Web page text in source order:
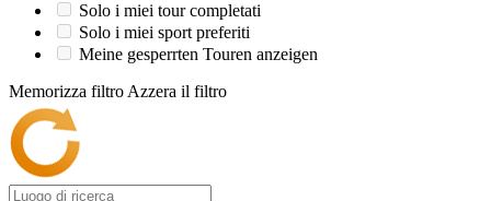
Solo i miei tour completati
Solo i miei sport preferiti
Meine gesperrten Touren anzeigen
Memorizza filtro Azzera il filtro